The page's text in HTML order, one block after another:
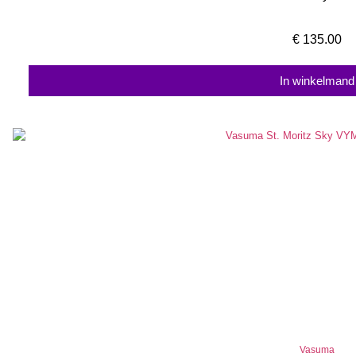
€ 135.00
In winkelmand
Vasuma